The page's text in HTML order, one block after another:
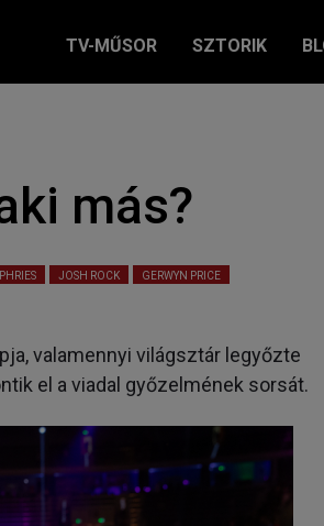
TV-MŰSOR SZTORIK
más?
JOSH ROCK GERWYN PRICE
valamennyi világsztár legyőzte
el a viadal győzelmének sorsát.